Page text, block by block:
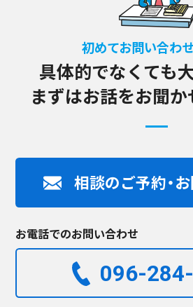
初めてお問い合わ
具体的でなくても
まずはお話をお聞か
相談のご予約・
お電話でのお問い合わせ
096-